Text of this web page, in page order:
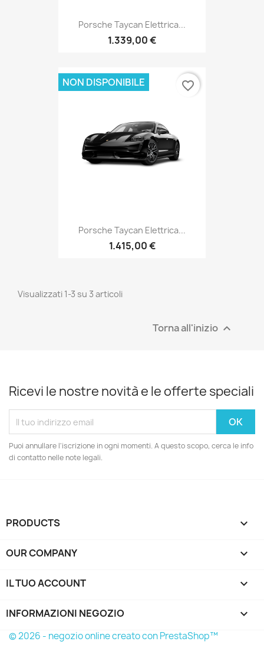
Porsche Taycan Elettrica...
1.339,00 €
Porsche Taycan Elettrica...
1.415,00 €
NON DISPONIBILE favorite_border
Visualizzati 1-3 su 3 articoli
Torna all'inizio 
Ricevi le nostre novità e le offerte speciali
Puoi annullare l'iscrizione in ogni momenti. A questo scopo, cerca le info
di contatto nelle note legali.
PRODUCTS 
OUR COMPANY 
IL TUO ACCOUNT 
INFORMAZIONI NEGOZIO keyboard_arrow_down
© 2026 - negozio online creato con PrestaShop™